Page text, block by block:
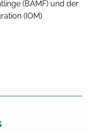
(BAMF) und der
(IOM)